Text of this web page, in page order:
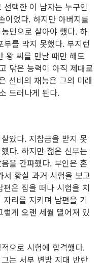
택한 이 남자는 누구인
이었다. 하지만 아버지를
민으로 살아야 했다. 하
를 막지 못했다. 부지런
왕 씨를 만날 때만 해도
닦은 능력이 아직 제대로
선비의 재능은 그의 미래
드러나게 된다.
았다. 지참금을 받지 못
다. 하지만 젊은 신부는
을 간파했다. 부인은 혼
황실 과거 시험을 보고
은 집을 떠나 시험을 치
리를 지키며 남편을 기
게 오랜 세월 떨어져 있
으로 시험에 합격했다.
는 서부 변방 지대 반란